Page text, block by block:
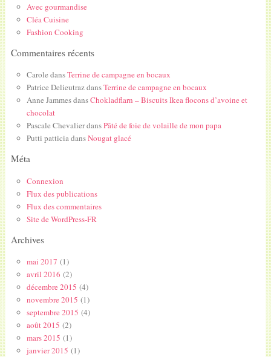
Avec gourmandise
Cléa Cuisine
Fashion Cooking
Commentaires récents
Carole dansTerrine de campagne en bocaux
Patrice DelieutrazdansTerrine de campagne en bocaux
Anne JammesdansChokladflarn – Biscuits Ikea flocons d’avoine et
chocolat
Pascale ChevalierdansPâté de foie de volaille de mon papa
Putti patticiadansNougat glacé
Méta
Connexion
Flux des publications
Flux des commentaires
Site de WordPress-FR
Archives
mai 2017 (1)
avril 2016 (2)
décembre 2015 (4)
novembre 2015 (1)
septembre 2015 (4)
août 2015 (2)
mars 2015 (1)
janvier 2015 (1)